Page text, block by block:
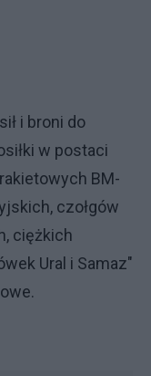
i broni do
w postaci
BM-
czołgów
ciężkich
Ural i Samaz"